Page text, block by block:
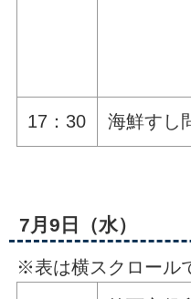
17：30 海鮮すし
7月9日（水）
※表は横スクロール